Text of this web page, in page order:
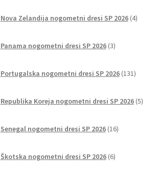
Nova Zelandija nogometni dresi SP 2026 4izdelki
Panama nogometni dresi SP 2026 3izdelki
Portugalska nogometni dresi SP 2026 131
Republika Koreja nogometni dresi SP 2026 5
Senegal nogometni dresi SP 2026 16izdelkov
Škotska nogometni dresi SP 2026 6izdelkov